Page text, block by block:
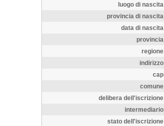
luogo di nascita
provincia di nascita
data di nascita
provincia
regione
indirizzo
cap
comune
delibera dell'iscrizione
intermediario
stato dell'iscrizione